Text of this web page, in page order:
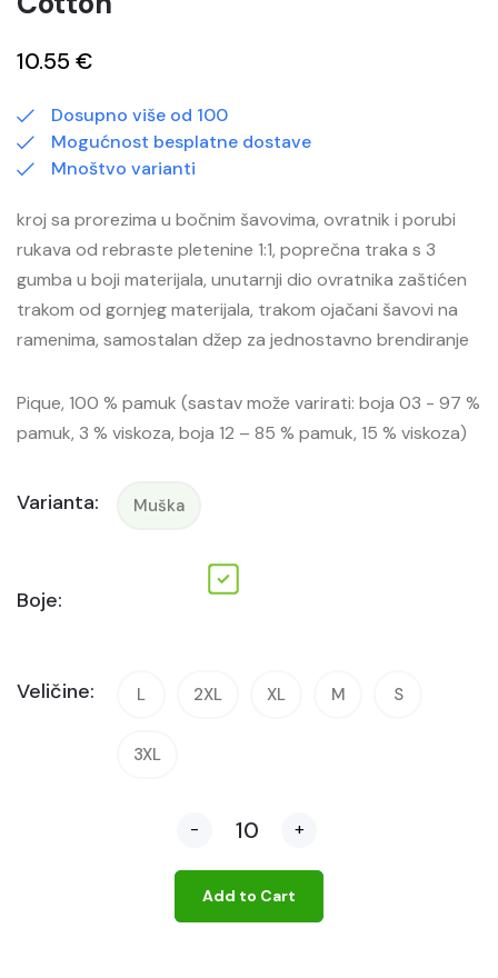
10.55 €
Dosupno više od 100
Mogućnost besplatne dostave
Mnoštvo varianti
kroj sa prorezima u bočnim šavovima, ovratnik i porubi
rukava od rebraste pletenine 1:1, poprečna traka s 3
gumba u boji materijala, unutarnji dio ovratnika zaštićen
trakom od gornjeg materijala, trakom ojačani šavovi na
ramenima, samostalan džep za jednostavno brendiranje
Pique, 100 % pamuk (sastav može varirati: boja 03 - 97 %
pamuk, 3 % viskoza, boja 12 – 85 % pamuk, 15 % viskoza)
Varianta: Muška
Boje:
Veličine: L 2XL XL M S
3XL
- +
Add to Cart